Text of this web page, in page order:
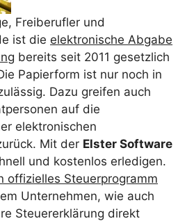
Freiberufler und
ist die elektronische Abgabe
bereits seit 2011 gesetzlich
Papierform ist nur noch in
Dazu greifen auch
auf die
elektronischen
Mit der Elster Software
und kostenlos erledigen.
offizielles Steuerprogramm
Unternehmen, wie auch
Steuererklärung direkt